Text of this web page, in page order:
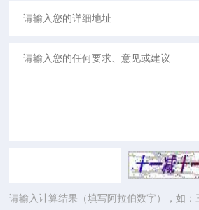
请输入计算结果（填写阿拉伯数字），如：